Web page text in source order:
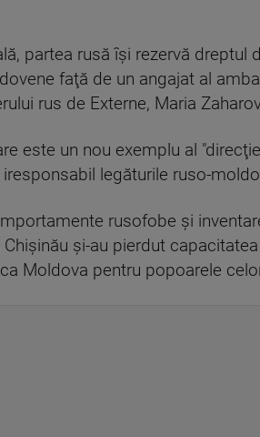
partea rusă îşi rezervă
faţă de un angajat al
rus de Externe, Maria
este un nou exemplu al
legăturile ruso-
rusofobe şi
şi-au pierdut
Moldova pentru popoarele